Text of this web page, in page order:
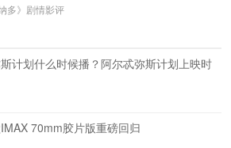
多》剧情影评
计划什么时候播？阿尔忒弥斯计划上映时
70mm胶片版重磅回归